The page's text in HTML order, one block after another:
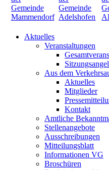
Aktuelles
Veranstaltungen
Aus dem
Aktuelles
Mitglieder
Kontakt
Amtliche
Stellenangebote
Ausschreibungen
Mitteilungsblatt
Informationen VG
Broschüren